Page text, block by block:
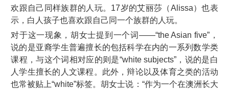
欢跟自己同样族群的人玩。17岁的艾丽莎（Alissa）也表
示，白人孩子也喜欢跟自己同一个族群的人玩。
对于这一现象，胡女士提到一个词——“the Asian five”，
说的是亚裔学生普遍擅长的包括科学在内的一系列数学类
课程，与这个词相对应的则是“white subjects”，说的是白
人学生擅长的人文课程。此外，辩论以及体育之类的活动
也常被贴上“white”标签。胡女士说：“作为一个在澳洲长大